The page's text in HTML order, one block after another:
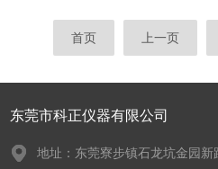
用，能够全面评
项性能指标。
首页 上一页
东莞市科正仪器有限公司
地址：东莞寮步镇石龙坑金园新